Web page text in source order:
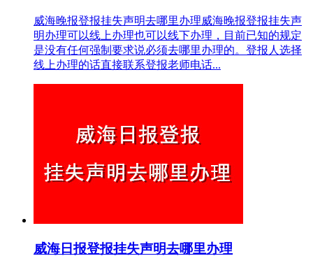
威海晚报登报挂失声明去哪里办理威海晚报登报挂失声
明办理可以线上办理也可以线下办理，目前已知的规定
是没有任何强制要求说必须去哪里办理的。登报人选择
线上办理的话直接联系登报老师电话...
威海日报登报挂失声明去哪里办理